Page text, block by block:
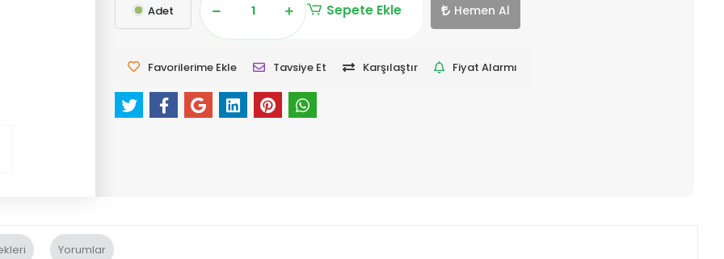
Adet Sepete Ekle Hemen Al
Favorilerime Ekle Tavsiye Et Karşılaştır Fiyat Alarmı
Yorumlar